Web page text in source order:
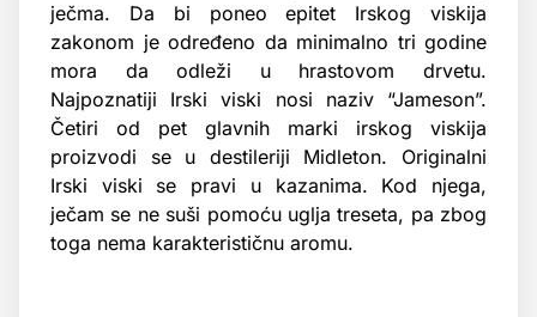
ječma. Da bi poneo epitet Irskog viskija
zakonom je određeno da minimalno tri godine
mora da odleži u hrastovom drvetu.
Najpoznatiji Irski viski nosi naziv “Jameson”.
Četiri od pet glavnih marki irskog viskija
proizvodi se u destileriji Midleton. Originalni
Irski viski se pravi u kazanima. Kod njega,
ječam se ne suši pomoću uglja treseta, pa zbog
toga nema karakterističnu aromu.